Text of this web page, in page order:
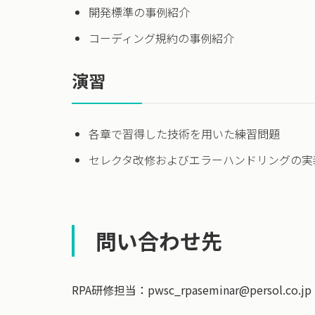
開発標準の事例紹介
コーディング規約の事例紹介
演習
各章で習得した技術を用いた練習問題
セレクタ改修およびエラーハンドリングの
問い合わせ先
RPA研修担当：pwsc_rpaseminar@persol.co.jp